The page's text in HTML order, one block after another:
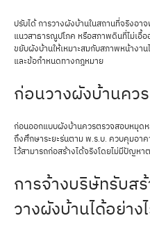
ปรับได้ การวางผังบ้านในสถานที่จริงอา
แนวสาธารณูปโภค หรือสภาพดินที่ไม่เอื้
ขยับผังบ้านให้เหมาะสมกับสภาพหน้างา
และข้อกำหนดทางกฎหมาย
ก่อนวางผังบ้านคว
ก่อนออกแบบผังบ้านควรตรวจสอบหมุด
ถึงศึกษาระยะร่นตาม พ.ร.บ. ควบคุมอา
ไว้สามารถก่อสร้างได้จริงโดยไม่มีปัญหา
การจ้างบริษัทรับส
วางผังบ้านได้อย่าง